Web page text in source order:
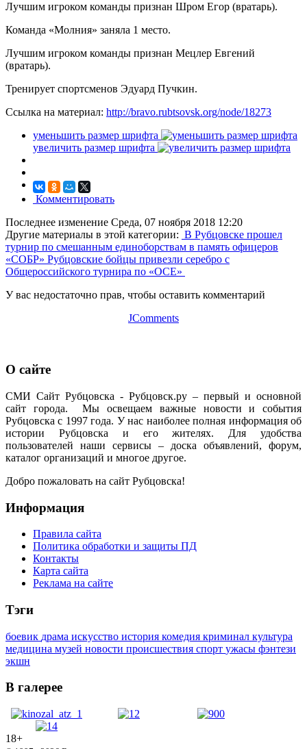
Лучшим игроком команды признан Шром Егор (вратарь).
Команда «Молния» заняла 1 место.
Лучшим игроком команды признан Мецлер Евгений
(вратарь).
Тренирует спортсменов Эдуард Пучкин.
Ссылка на материал: http://bravo.rubtsovsk.org/node/18273
уменьшить размер шрифта
увеличить размер шрифта
Комментировать
Последнее изменение Среда, 07 ноября 2018 12:20
Другие материалы в этой категории: В Рубцовске прошел
турнир по смешанным единоборствам в память офицеров
«СОБР» Рубцовские бойцы привезли серебро с
Общероссийского турнира по «ОСЕ»
У вас недостаточно прав, чтобы оставить комментарий
JComments
О сайте
СМИ Сайт Рубцовска - Рубцовск.ру – первый и основной
сайт города. Мы освещаем важные новости и события
Рубцовска с 1997 года. У нас наиболее полная информация об
истории Рубцовска и его жителях. Для удобства
пользователей наши сервисы – доска объявлений, форум,
каталог организаций и многое другое.
Добро пожаловать на сайт Рубцовска!
Информация
Правила сайта
Политика обработки и защиты ПД
Контакты
Карта сайта
Реклама на сайте
Тэги
боевик драма искусство история комедия криминал культура
медицина музей новости происшествия спорт ужасы фэнтези
экшн
В галерее
18+